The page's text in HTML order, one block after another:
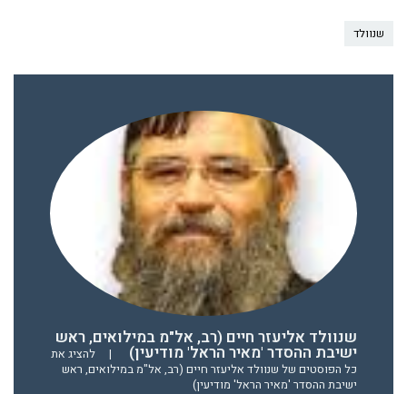
שנוולד
שנוולד אליעזר חיים (רב, אל"מ במילואים, ראש
ישיבת ההסדר 'מאיר הראל' מודיעין) |
להציג את
כל הפוסטים של שנוולד אליעזר חיים (רב, אל"מ במילואים, ראש
ישיבת ההסדר 'מאיר הראל' מודיעין)